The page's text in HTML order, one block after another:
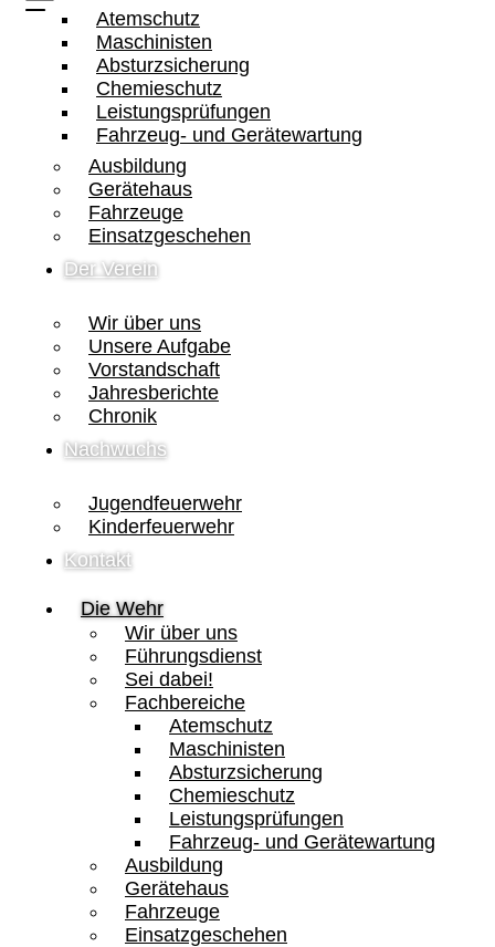
Atemschutz
Maschinisten
Absturzsicherung
Chemieschutz
Leistungsprüfungen
Fahrzeug- und Gerätewartung
Ausbildung
Gerätehaus
Fahrzeuge
Einsatzgeschehen
Der Verein
Wir über uns
Unsere Aufgabe
Vorstandschaft
Jahresberichte
Chronik
Nachwuchs
Jugendfeuerwehr
Kinderfeuerwehr
Kontakt
Die Wehr
Wir über uns
Führungsdienst
Sei dabei!
Fachbereiche
Atemschutz
Maschinisten
Absturzsicherung
Chemieschutz
Leistungsprüfungen
Fahrzeug- und Gerätewartung
Ausbildung
Gerätehaus
Fahrzeuge
Einsatzgeschehen